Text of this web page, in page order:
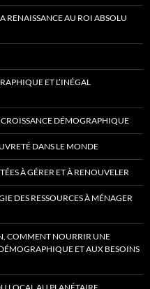
RENAISSANCE AU ROI ABSOLU
ET L’INÉGAL
CROISSANCE DÉMOGRAPHIQUE
DANS LE MONDE
À GÉRER ET À RENOUVELER
DES RESSOURCES À MÉNAGER
COMMENT NOURRIR UNE
ET AUX BESOINS